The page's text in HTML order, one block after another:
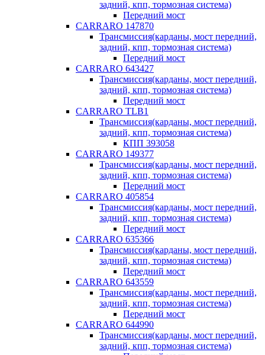
задний, кпп, тормозная система)
Передний мост
CARRARO 147870
Трансмиссия(карданы, мост передний,
задний, кпп, тормозная система)
Передний мост
CARRARO 643427
Трансмиссия(карданы, мост передний,
задний, кпп, тормозная система)
Передний мост
CARRARO TLB1
Трансмиссия(карданы, мост передний,
задний, кпп, тормозная система)
КПП 393058
CARRARO 149377
Трансмиссия(карданы, мост передний,
задний, кпп, тормозная система)
Передний мост
CARRARO 405854
Трансмиссия(карданы, мост передний,
задний, кпп, тормозная система)
Передний мост
CARRARO 635366
Трансмиссия(карданы, мост передний,
задний, кпп, тормозная система)
Передний мост
CARRARO 643559
Трансмиссия(карданы, мост передний,
задний, кпп, тормозная система)
Передний мост
CARRARO 644990
Трансмиссия(карданы, мост передний,
задний, кпп, тормозная система)